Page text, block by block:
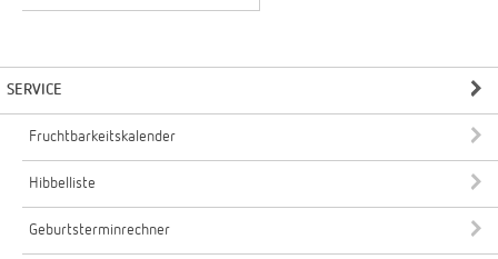
SERVICE
Fruchtbarkeitskalender
Hibbelliste
Geburtsterminrechner